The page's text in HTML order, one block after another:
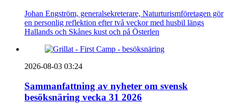
Johan Engström, generalsekreterare, Naturturismföretagen gör
en personlig reflektion efter två veckor med husbil längs
Hallands och Skånes kust och på Österlen
2026-08-03 03:24
Sammanfattning av nyheter om svensk
besöksnäring vecka 31 2026